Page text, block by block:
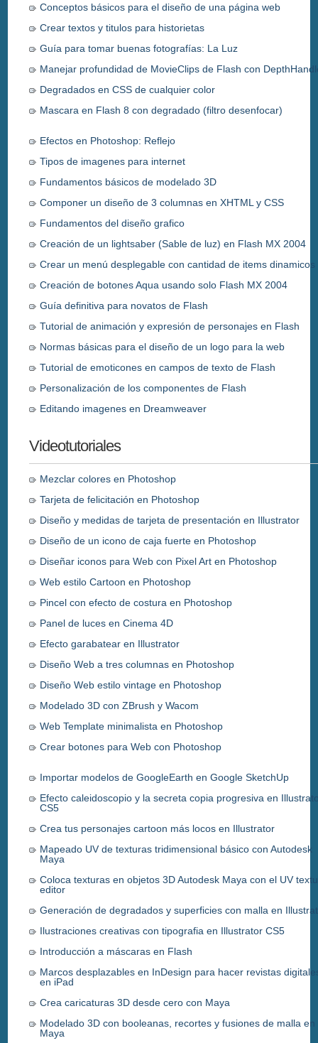
Conceptos básicos para el diseño de una página web
Crear textos y titulos para historietas
Guía para tomar buenas fotografías: La Luz
Manejar profundidad de MovieClips de Flash con
Degradados en CSS de cualquier color
Mascara en Flash 8 con degradado (filtro desenfocar)
Efectos en Photoshop: Reflejo
Tipos de imagenes para internet
Fundamentos básicos de modelado 3D
Componer un diseño de 3 columnas en XHTML y CSS
Fundamentos del diseño grafico
Creación de un lightsaber (Sable de luz) en Flash MX 2004
Crear un menú desplegable con cantidad de items dinamicos
Creación de botones Aqua usando solo Flash MX 2004
Guía definitiva para novatos de Flash
Tutorial de animación y expresión de personajes en Flash
Normas básicas para el diseño de un logo para la web
Tutorial de emoticones en campos de texto de Flash
Personalización de los componentes de Flash
Editando imagenes en Dreamweaver
Videotutoriales
Mezclar colores en Photoshop
Tarjeta de felicitación en Photoshop
Diseño y medidas de tarjeta de presentación en Illustrator
Diseño de un icono de caja fuerte en Photoshop
Diseñar iconos para Web con Pixel Art en Photoshop
Web estilo Cartoon en Photoshop
Pincel con efecto de costura en Photoshop
Panel de luces en Cinema 4D
Efecto garabatear en Illustrator
Diseño Web a tres columnas en Photoshop
Diseño Web estilo vintage en Photoshop
Modelado 3D con ZBrush y Wacom
Web Template minimalista en Photoshop
Crear botones para Web con Photoshop
Importar modelos de GoogleEarth en Google SketchUp
Efecto caleidoscopio y la secreta copia progresiva en
CS5
Crea tus personajes cartoon más locos en Illustrator
Mapeado UV de texturas tridimensional básico con Autodesk
Maya
Coloca texturas en objetos 3D Autodesk Maya con el UV
editor
Generación de degradados y superficies con malla en
Ilustraciones creativas con tipografia en Illustrator CS5
Introducción a máscaras en Flash
Marcos desplazables en InDesign para hacer revistas
en iPad
Crea caricaturas 3D desde cero con Maya
Modelado 3D con booleanas, recortes y fusiones de malla en
Maya